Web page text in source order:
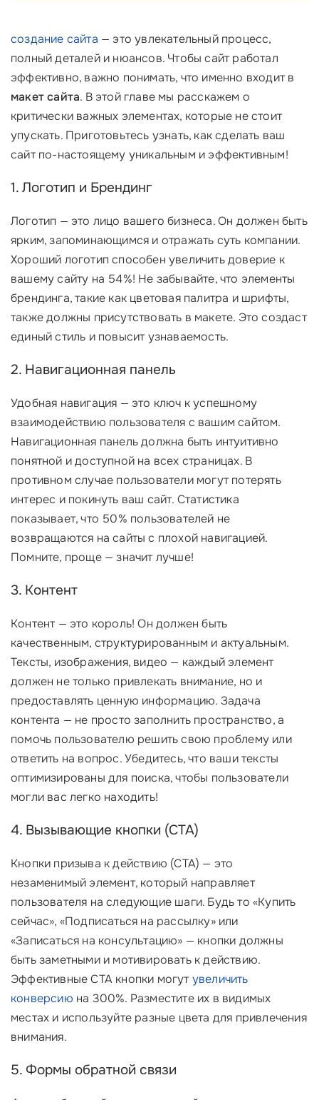
создание сайта — это увлекательный процесс,
полный деталей и нюансов. Чтобы сайт работал
эффективно, важно понимать, что именно входит в
макет сайта. В этой главе мы расскажем о
критически важных элементах, которые не стоит
упускать. Приготовьтесь узнать, как сделать ваш
сайт по-настоящему уникальным и эффективным!
1. Логотип и Брендинг
Логотип — это лицо вашего бизнеса. Он должен быть
ярким, запоминающимся и отражать суть компании.
Хороший логотип способен увеличить доверие к
вашему сайту на 54%! Не забывайте, что элементы
брендинга, такие как цветовая палитра и шрифты,
также должны присутствовать в макете. Это создаст
единый стиль и повысит узнаваемость.
2. Навигационная панель
Удобная навигация — это ключ к успешному
взаимодействию пользователя с вашим сайтом.
Навигационная панель должна быть интуитивно
понятной и доступной на всех страницах. В
противном случае пользователи могут потерять
интерес и покинуть ваш сайт. Статистика
показывает, что 50% пользователей не
возвращаются на сайты с плохой навигацией.
Помните, проще — значит лучше!
3. Контент
Контент — это король! Он должен быть
качественным, структурированным и актуальным.
Тексты, изображения, видео — каждый элемент
должен не только привлекать внимание, но и
предоставлять ценную информацию. Задача
контента — не просто заполнить пространство, а
помочь пользователю решить свою проблему или
ответить на вопрос. Убедитесь, что ваши тексты
оптимизированы для поиска, чтобы пользователи
могли вас легко находить!
4. Вызывающие кнопки (CTA)
Кнопки призыва к действию (CTA) — это
незаменимый элемент, который направляет
пользователя на следующие шаги. Будь то «Купить
сейчас», «Подписаться на рассылку» или
«Записаться на консультацию» — кнопки должны
быть заметными и мотивировать к действию.
Эффективные CTA кнопки могутувеличить
конверсию на 300%. Разместите их в видимых
местах и используйте разные цвета для привлечения
внимания.
5. Формы обратной связи